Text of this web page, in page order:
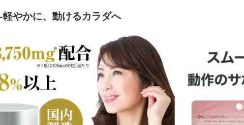
やかに、動けるカラダへ